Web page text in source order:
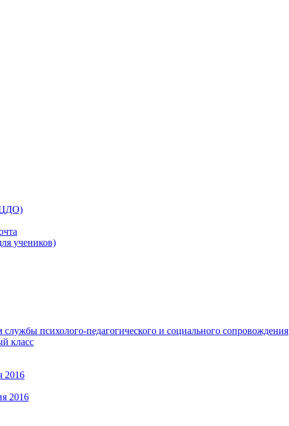
учеников)
психолого-педагогического и социального сопровождения
класс
2016
2016